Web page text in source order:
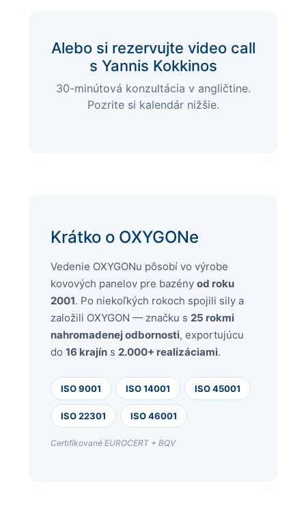
Alebo si rezervujte video call
s Yannis Kokkinos
30-minútová konzultácia v angličtine.
Pozrite si kalendár nižšie.
Krátko o OXYGONe
Vedenie OXYGONu pôsobí vo výrobe
kovových panelov pre bazény od roku
2001. Po niekoľkých rokoch spojili sily a
založili OXYGON — značku s 25 rokmi
nahromadenej odbornosti, exportujúcu
do 16 krajín s 2.000+ realizáciami.
ISO 9001 ISO 14001 ISO 45001
ISO 22301 ISO 46001
Certifikované EUROCERT + BQV